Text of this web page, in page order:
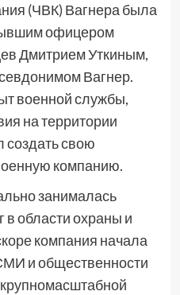
(ЧВК) Вагнера была
офицером
Дмитрием Уткиным,
Вагнер.
военной службы,
на территории
создать свою
компанию.
занималась
в области охраны и
компания начала
и общественности
крупномасштабной